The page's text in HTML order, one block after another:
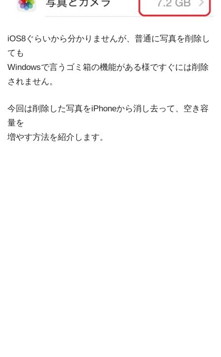
iOS8ぐらいから分かりませんが、普通に写真を削除し
ても
Windowsで言うゴミ箱の機能がある様ですぐには削除
されません。
今回は削除した写真をiPhoneから消し去って、空き容
量を
増やす方法を紹介します。